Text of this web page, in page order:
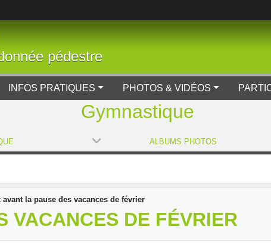
pédestre
INFOS PRATIQUES PHOTOS & VIDÉOS
Gymnastique
ALBUMS PHOTOS
avant la pause des vacances de février
VACANCES DE FÉVRIER